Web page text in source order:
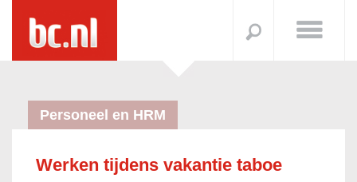
Personeel en HRM
Werken tijdens vakantie taboe